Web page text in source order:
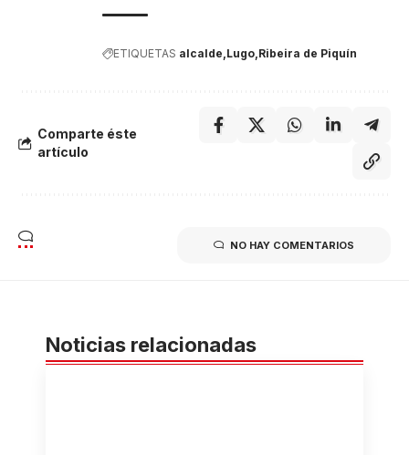
ETIQUETAS alcalde Lugo Ribeira de Piquín
Comparte éste
artículo
NO HAY COMENTARIOS
Noticias relacionadas